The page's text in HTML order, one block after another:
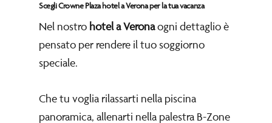
Scegli Crowne Plaza hotel a Verona per la tua vacanza
Nel nostro hotel a Veronaogni dettaglio è
pensato per rendere il tuo soggiorno
speciale.
Che tu voglia rilassarti nella piscina
panoramica, allenarti nella palestra B-Zone